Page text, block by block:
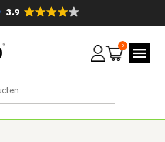
3.9
Mijn
0